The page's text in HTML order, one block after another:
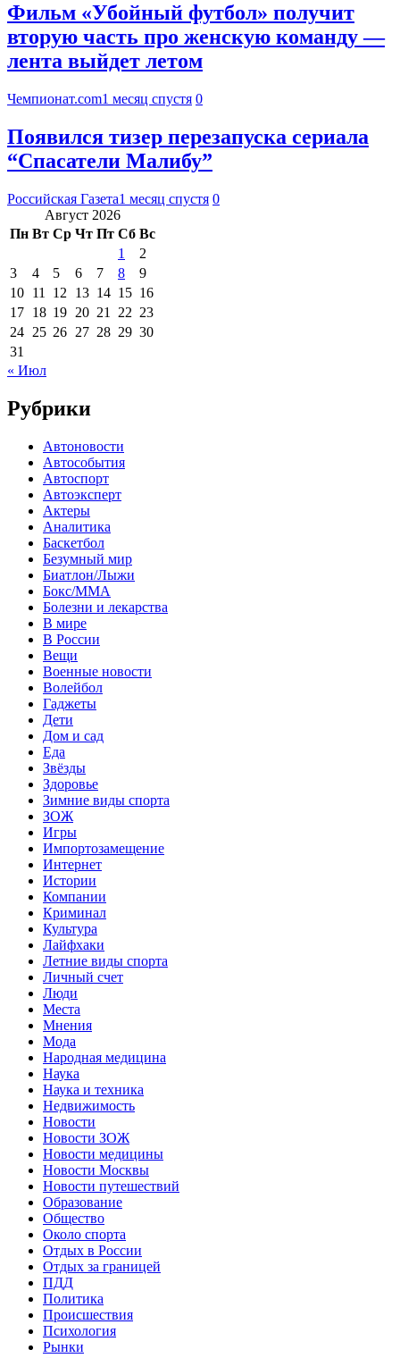
Фильм «Убойный футбол» получит
вторую часть про женскую команду —
лента выйдет летом
Чемпионат.com1 месяц спустя 0
Появился тизер перезапуска сериала
“Спасатели Малибу”
Российская Газета1 месяц спустя 0
Август 2026
Пн Вт Ср Чт Пт Сб Вс
1
2
3
4 5 6 7 8
9
10 11 12 13 14 15 16
17 18 19 20 21 22 23
24 25 26 27 28 29 30
31
« Июл
Рубрики
Автоновости
Автособытия
Автоспорт
Автоэксперт
Актеры
Аналитика
Баскетбол
Безумный мир
Биатлон/Лыжи
Бокс/MMA
Болезни и лекарства
В мире
В России
Вещи
Военные новости
Волейбол
Гаджеты
Дети
Дом и сад
Еда
Звёзды
Здоровье
Зимние виды спорта
ЗОЖ
Игры
Импортозамещение
Интернет
Истории
Компании
Криминал
Культура
Лайфхаки
Летние виды спорта
Личный счет
Люди
Места
Мнения
Мода
Народная медицина
Наука
Наука и техника
Недвижимость
Новости
Новости ЗОЖ
Новости медицины
Новости Москвы
Новости путешествий
Образование
Общество
Около спорта
Отдых в России
Отдых за границей
ПДД
Политика
Происшествия
Психология
Рынки